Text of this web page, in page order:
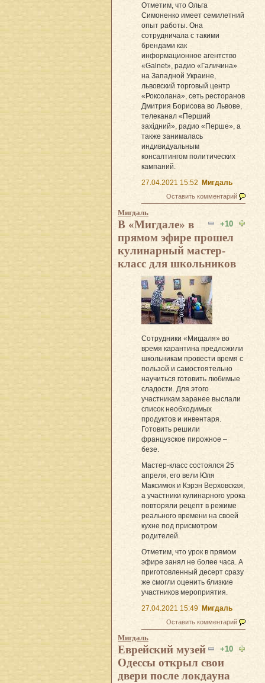
Отметим, что Ольга
Симоненко имеет семилетний
опыт работы. Она
сотрудничала с такими
брендами как
информационное агентство
«Galnet», радио «Галичина»
на Западной Украине,
львовский торговый центр
«Роксолана», сеть ресторанов
Дмитрия Борисова во Львове,
телеканал «Перший
західний», радио «Перше», а
также занималась
индивидуальным
консалтингом политических
кампаний.
27.04.2021 15:52 Мигдаль
Оставить комментарий
Мигдаль
+10
В «Мигдале» в
прямом эфире прошел
кулинарный мастер-
класс для школьников
Сотрудники «Мигдаля» во
время карантина предложили
школьникам провести время с
пользой и самостоятельно
научиться готовить любимые
сладости. Для этого
участникам заранее выслали
список необходимых
продуктов и инвентаря.
Готовить решили
французское пирожное –
безе.
Мастер-класс состоялся 25
апреля, его вели Юля
Максимюк и Кэрэн Верховская,
а участники кулинарного урока
повторяли рецепт в режиме
реального времени на своей
кухне под присмотром
родителей.
Отметим, что урок в прямом
эфире занял не более часа. А
приготовленный десерт сразу
же смогли оценить близкие
участников мероприятия.
27.04.2021 15:49 Мигдаль
Оставить комментарий
Мигдаль
+10
Еврейский музей
Одессы открыл свои
двери после локдауна